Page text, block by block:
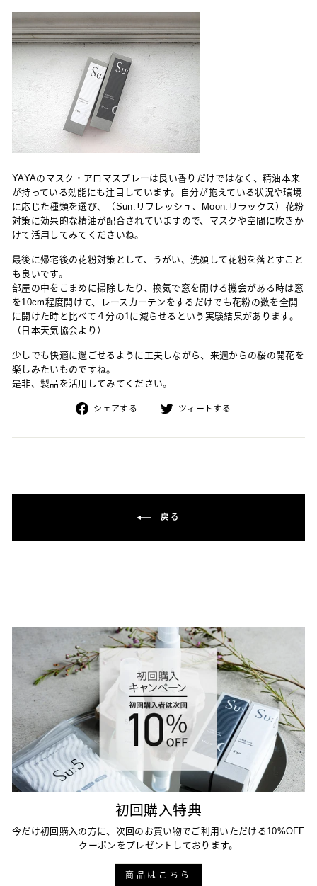
YAYAのマスク・アロマスプレーは良い香りだけではなく、精油本来
が持っている効能にも注目しています。自分が抱えている状況や環境
に応じた種類を選び、（Sun:リフレッシュ、Moon:リラックス）花粉
対策に効果的な精油が配合されていますので、マスクや空間に吹きか
けて活用してみてくださいね。
最後に帰宅後の花粉対策として、うがい、洗顔して花粉を落とすこと
も良いです。
部屋の中をこまめに掃除したり、換気で窓を開ける機会がある時は窓
を10cm程度開けて、レースカーテンをするだけでも花粉の数を全開
に開けた時と比べて４分の1に減らせるという実験結果があります。
（日本天気協会より）
少しでも快適に過ごせるように工夫しながら、来週からの桜の開花を
楽しみたいものですね。
是非、製品を活用してみてください。
シェアする
Facebook
シ
ツィートする
シ
戻る
初回購入特典
今だけ初回購入の方に、次回のお買い物でご利用いただける10%OFF
クーポンをプレゼントしております。
商品はこちら